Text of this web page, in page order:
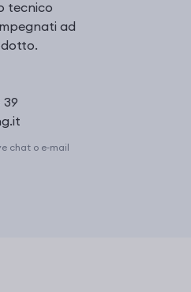
tecnico
ad
39
chat o e‑mail